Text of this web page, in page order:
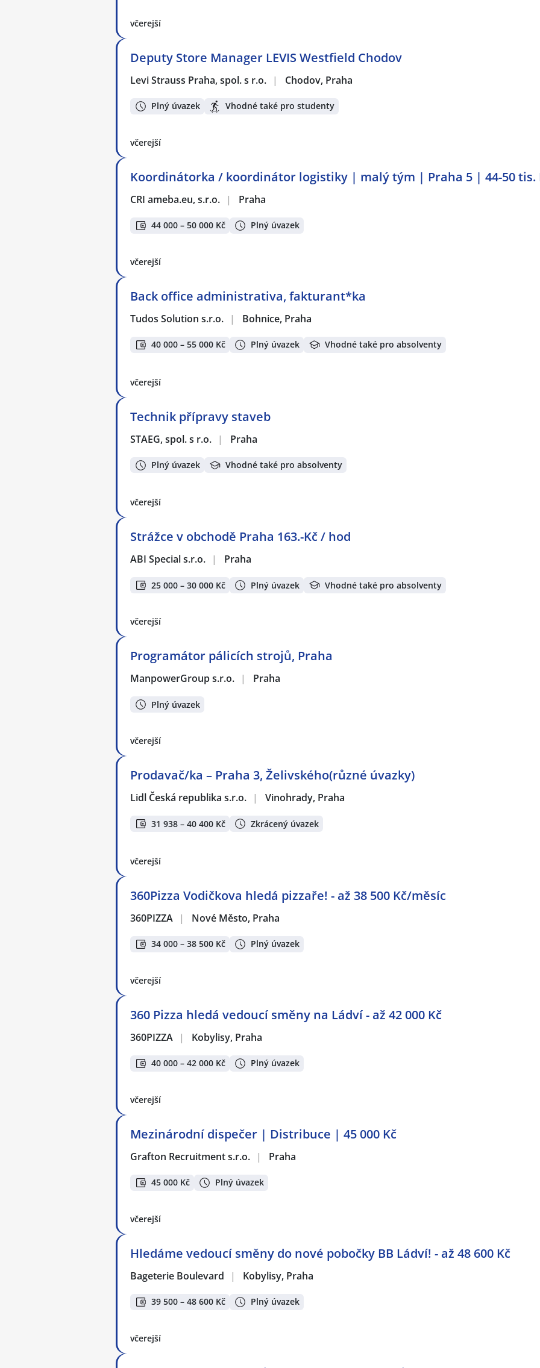
včerejší
Deputy Store Manager LEVIS Westfield Chodov
Levi Strauss Praha, spol. s r.o. | Chodov, Praha
Plný úvazek Vhodné také pro studenty
včerejší
Koordinátorka / koordinátor logistiky | malý tým | Praha 5 | 44-50 tis.
CRI ameba.eu, s.r.o. | Praha
44 000 – 50 000 Kč Plný úvazek
včerejší
Back office administrativa, fakturant*ka
Tudos Solution s.r.o. | Bohnice, Praha
40 000 – 55 000 Kč Plný úvazek Vhodné také pro absolventy
včerejší
Technik přípravy staveb
STAEG, spol. s r.o. | Praha
Plný úvazek Vhodné také pro absolventy
včerejší
Strážce v obchodě Praha 163.-Kč / hod
ABI Special s.r.o. | Praha
25 000 – 30 000 Kč Plný úvazek Vhodné také pro absolventy
včerejší
Programátor pálicích strojů, Praha
ManpowerGroup s.r.o. | Praha
Plný úvazek
včerejší
Prodavač/ka – Praha 3, Želivského(různé úvazky)
Lidl Česká republika s.r.o. | Vinohrady, Praha
31 938 – 40 400 Kč Zkrácený úvazek
včerejší
360Pizza Vodičkova hledá pizzaře! - až 38 500 Kč/měsíc
360PIZZA | Nové Město, Praha
34 000 – 38 500 Kč Plný úvazek
včerejší
360 Pizza hledá vedoucí směny na Ládví - až 42 000 Kč
360PIZZA | Kobylisy, Praha
40 000 – 42 000 Kč Plný úvazek
včerejší
Mezinárodní dispečer | Distribuce | 45 000 Kč
Grafton Recruitment s.r.o. | Praha
45 000 Kč Plný úvazek
včerejší
Hledáme vedoucí směny do nové pobočky BB Ládví! - až 48 600 Kč
Bageterie Boulevard | Kobylisy, Praha
39 500 – 48 600 Kč Plný úvazek
včerejší